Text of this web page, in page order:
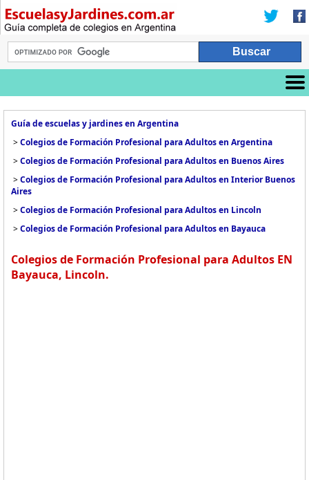
Guía de escuelas y jardines en Argentina
>Colegios de Formación Profesional para Adultos en Argentina
>Colegios de Formación Profesional para Adultos en Buenos Aires
>Colegios de Formación Profesional para Adultos en Interior Buenos
Aires
>Colegios de Formación Profesional para Adultos en Lincoln
>Colegios de Formación Profesional para Adultos en Bayauca
Colegios de Formación Profesional para Adultos EN
Bayauca, Lincoln.